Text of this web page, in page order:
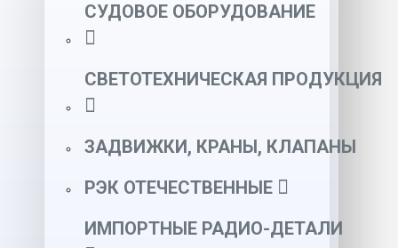
СУДОВОЕ ОБОРУДОВАНИЕ
СВЕТОТЕХНИЧЕСКАЯ ПРОДУКЦИЯ
ЗАДВИЖКИ, КРАНЫ, КЛАПАНЫ
РЭК ОТЕЧЕСТВЕННЫЕ
ИМПОРТНЫЕ РАДИО-ДЕТАЛИ